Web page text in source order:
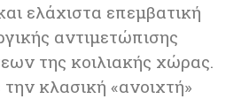
ελάχιστα επεμβατική
αντιμετώπισης
της κοιλιακής χώρας.
κλασική «ανοιχτή»